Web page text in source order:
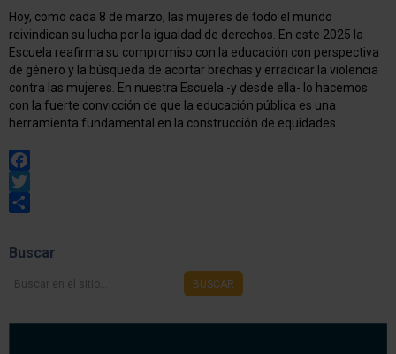
Hoy, como cada 8 de marzo, las mujeres de todo el mundo
reivindican su lucha por la igualdad de derechos. En este 2025 la
Escuela reafirma su compromiso con la educación con perspectiva
de género y la búsqueda de acortar brechas y erradicar la violencia
contra las mujeres. En nuestra Escuela -y desde ella- lo hacemos
con la fuerte convicción de que la educación pública es una
herramienta fundamental en la construcción de equidades.
Facebook
Twitter
Buscar
Buscar
BUSCAR